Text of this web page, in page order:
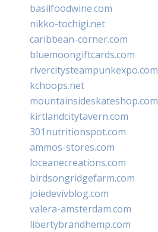
basilfoodwine.com
nikko-tochigi.net
caribbean-corner.com
bluemoongiftcards.com
rivercitysteampunkexpo.com
kchoops.net
mountainsideskateshop.com
kirtlandcitytavern.com
301nutritionspot.com
ammos-stores.com
loceanecreations.com
birdsongridgefarm.com
joiedevivblog.com
valera-amsterdam.com
libertybrandhemp.com